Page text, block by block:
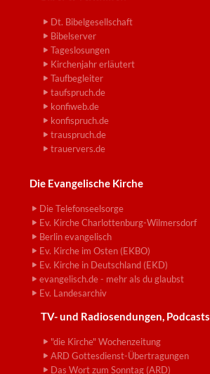
Dt. Bibelgesellschaft
Bibelserver
Tageslosungen
Kirchenjahr erläutert
Taufbegleiter
taufspruch.de
konfiweb.de
konfispruch.de
trauspruch.de
trauervers.de
Die Evangelische Kirche
Die Telefonseelsorge
Ev. Kirche Charlottenburg-Wilmersdorf
Berlin evangelisch
Ev. Kirche im Osten (EKBO)
Ev. Kirche in Deutschland (EKD)
evangelisch.de - mehr als du glaubst
Ev. Landesarchiv
TV- und Radiosendungen, Podcasts
"die Kirche" Wochenzeitung
ARD Gottesdienst-Übertragungen
Das Wort zum Sonntag (ARD)